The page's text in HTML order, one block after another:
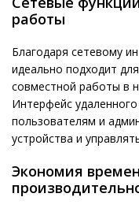
работы
Благодаря сетевому
идеально подходит
совместной работы в
Интерфейс
пользователям и
устройства и
Экономия